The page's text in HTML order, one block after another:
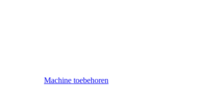
Machine toebehoren